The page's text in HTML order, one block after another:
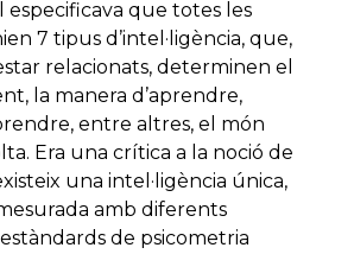
especificava que totes les
7 tipus d’intel·ligència, que,
relacionats, determinen el
la manera d’aprendre,
entre altres, el món
Era una crítica a la noció de
una intel·ligència única,
amb diferents
de psicometria